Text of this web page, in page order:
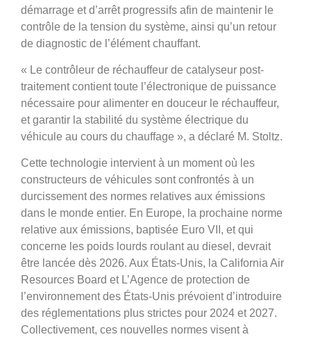
démarrage et d’arrêt progressifs afin de maintenir le
contrôle de la tension du système, ainsi qu’un retour
de diagnostic de l’élément chauffant.
« Le contrôleur de réchauffeur de catalyseur post-
traitement contient toute l’électronique de puissance
nécessaire pour alimenter en douceur le réchauffeur,
et garantir la stabilité du système électrique du
véhicule au cours du chauffage », a déclaré M. Stoltz.
Cette technologie intervient à un moment où les
constructeurs de véhicules sont confrontés à un
durcissement des normes relatives aux émissions
dans le monde entier. En Europe, la prochaine norme
relative aux émissions, baptisée Euro VII, et qui
concerne les poids lourds roulant au diesel, devrait
être lancée dès 2026. Aux États-Unis, la California Air
Resources Board et L’Agence de protection de
l’environnement des États-Unis prévoient d’introduire
des réglementations plus strictes pour 2024 et 2027.
Collectivement, ces nouvelles normes visent à